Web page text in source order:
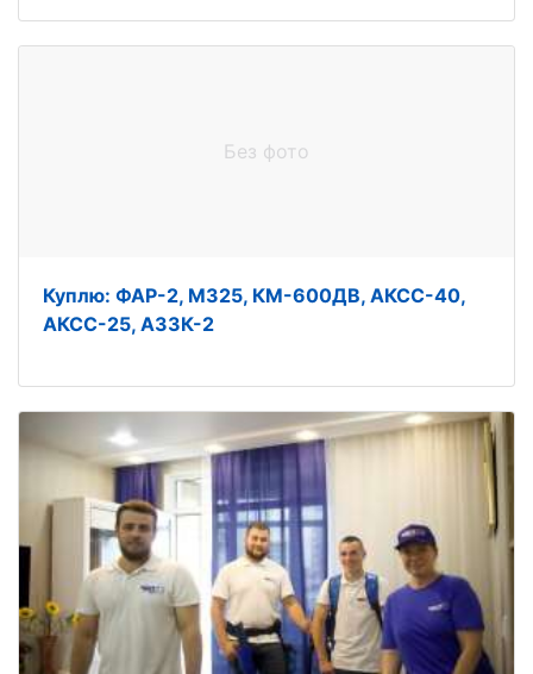
Без фото
Куплю: ФАР-2, М325, КМ-600ДВ, АКСС-40,
АКСС-25, АЗЗК-2